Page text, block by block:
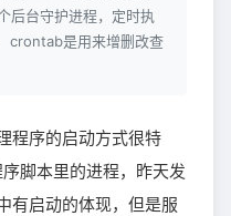
后台守护进程，定时执
crontab是用来增删改查
程序的启动方式很特
脚本里的进程，昨天发
有启动的体现，但是服